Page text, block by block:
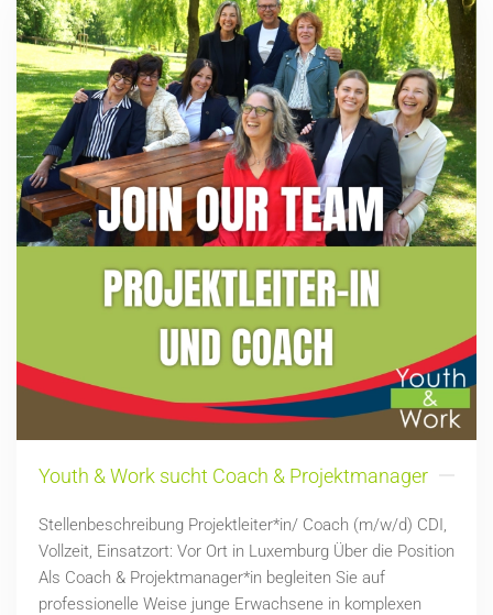
Youth & Work sucht Coach & Projektmanager
Stellenbeschreibung Projektleiter*in/ Coach (m/w/d) CDI,
Vollzeit, Einsatzort: Vor Ort in Luxemburg Über die Position
Als Coach & Projektmanager*in begleiten Sie auf
professionelle Weise junge Erwachsene in komplexen